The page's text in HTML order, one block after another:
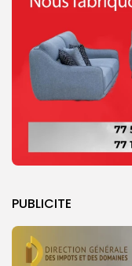
PUBLICITE